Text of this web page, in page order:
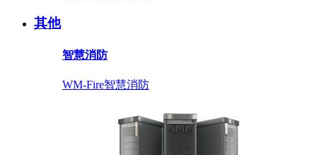
其他
智慧消防
WM-Fire智慧消防